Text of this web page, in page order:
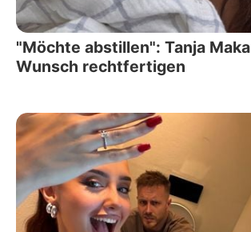
"Möchte abstillen": Tanja
Wunsch rechtfertigen